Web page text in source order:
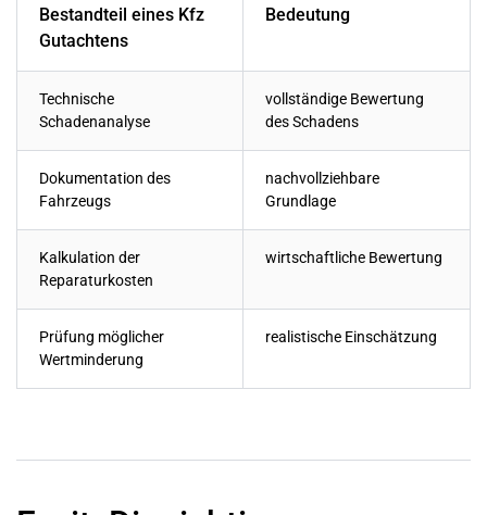
Bestandteil eines Kfz
Gutachtens
Bedeutung
Technische
Schadenanalyse
vollständige Bewertung
des Schadens
Dokumentation des
Fahrzeugs
nachvollziehbare
Grundlage
Kalkulation der
Reparaturkosten
wirtschaftliche Bewertung
Prüfung möglicher
Wertminderung
realistische Einschätzung